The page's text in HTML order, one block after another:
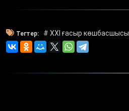
Тегтер: # ХХІ ғасыр көшбасшысы